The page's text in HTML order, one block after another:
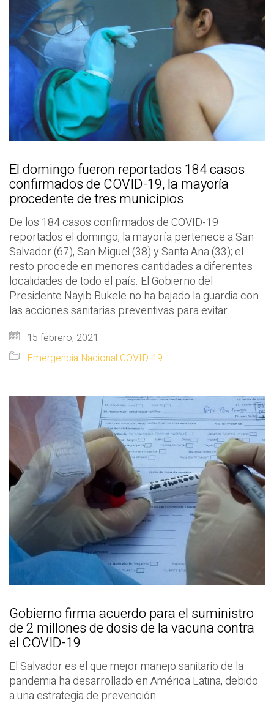
El domingo fueron reportados 184 casos
confirmados de COVID-19, la mayoría
procedente de tres municipios
De los 184 casos confirmados de COVID-19
reportados el domingo, la mayoría pertenece a San
Salvador (67), San Miguel (38) y Santa Ana (33); el
resto procede en menores cantidades a diferentes
localidades de todo el país. El Gobierno del
Presidente Nayib Bukele no ha bajado la guardia con
las acciones sanitarias preventivas para evitar…
15 febrero, 2021
Emergencia Nacional COVID-19
Gobierno firma acuerdo para el suministro
de 2 millones de dosis de la vacuna contra
el COVID-19
El Salvador es el que mejor manejo sanitario de la
pandemia ha desarrollado en América Latina, debido
a una estrategia de prevención.